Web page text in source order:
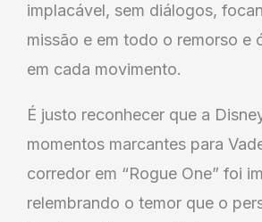
implacável, sem diálogos,
missão e em todo o remorso e
em cada movimento.
É justo reconhecer que a
momentos marcantes para
corredor em “Rogue One” foi
relembrando o temor que o